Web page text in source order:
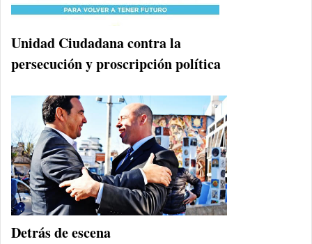
Unidad Ciudadana contra la
persecución y proscripción política
Detrás de escena